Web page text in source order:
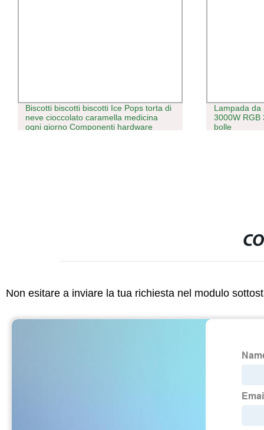
Biscotti biscotti biscotti Ice Pops torta di
neve cioccolato caramella medicina
ogni giorno Componenti hardware
Lampada da
3000W RGB
bolle
Non esitare a inviare la tua richiesta nel modulo